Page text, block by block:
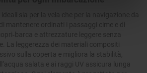
sia per la vela che per la navigazione da
mantenere ordinati i passaggi cime e di
e attrezzature leggere senza
La leggerezza dei materiali compositi
sulla coperta e migliora la stabilità,
salata e ai raggi UV assicura lunga